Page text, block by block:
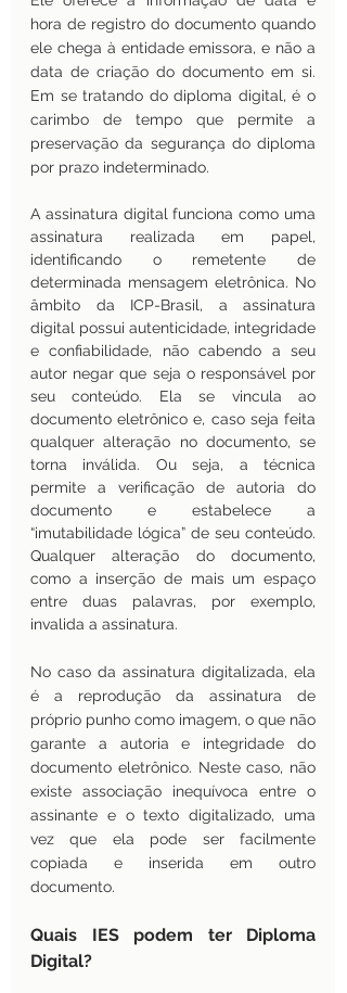
hora de registro do documento quando
ele chega à entidade emissora, e não a
data de criação do documento em si.
Em se tratando do diploma digital, é o
carimbo de tempo que permite a
preservação da segurança do diploma
por prazo indeterminado.
A assinatura digital funciona como uma
assinatura realizada em papel,
identificando o remetente de
determinada mensagem eletrônica. No
âmbito da ICP-Brasil, a assinatura
digital possui autenticidade, integridade
e confiabilidade, não cabendo a seu
autor negar que seja o responsável por
seu conteúdo. Ela se vincula ao
documento eletrônico e, caso seja feita
qualquer alteração no documento, se
torna inválida. Ou seja, a técnica
permite a verificação de autoria do
documento e estabelece a
“imutabilidade lógica” de seu conteúdo.
Qualquer alteração do documento,
como a inserção de mais um espaço
entre duas palavras, por exemplo,
invalida a assinatura.
No caso da assinatura digitalizada, ela
é a reprodução da assinatura de
próprio punho como imagem, o que não
garante a autoria e integridade do
documento eletrônico. Neste caso, não
existe associação inequívoca entre o
assinante e o texto digitalizado, uma
vez que ela pode ser facilmente
copiada e inserida em outro
documento.
Quais IES podem ter Diploma
Digital?